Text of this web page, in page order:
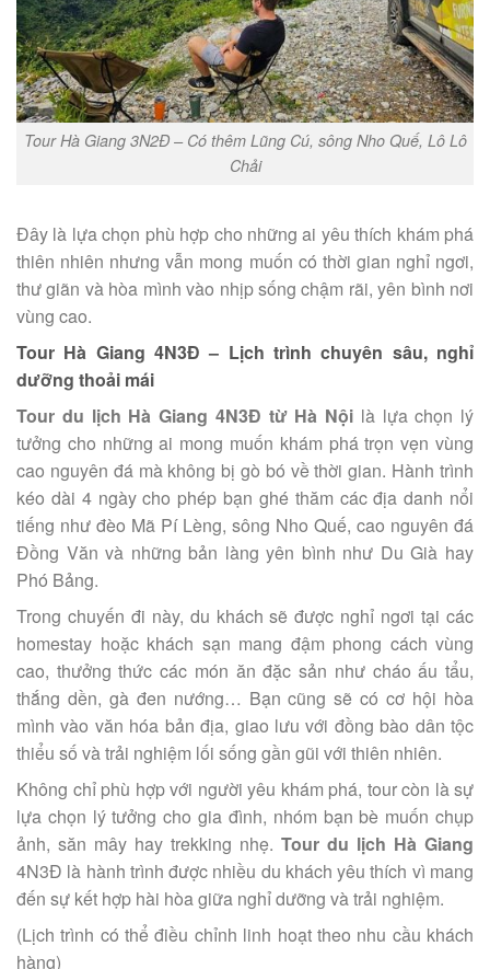
Tour Hà Giang 3N2Đ – Có thêm Lũng Cú, sông Nho Quế, Lô Lô
Chải
Đây là lựa chọn phù hợp cho những ai yêu thích khám phá
thiên nhiên nhưng vẫn mong muốn có thời gian nghỉ ngơi,
thư giãn và hòa mình vào nhịp sống chậm rãi, yên bình nơi
vùng cao.
Tour Hà Giang 4N3Đ – Lịch trình chuyên sâu, nghỉ
dưỡng thoải mái
Tour du lịch Hà Giang 4N3Đ từ Hà Nội là lựa chọn lý
tưởng cho những ai mong muốn khám phá trọn vẹn vùng
cao nguyên đá mà không bị gò bó về thời gian. Hành trình
kéo dài 4 ngày cho phép bạn ghé thăm các địa danh nổi
tiếng như đèo Mã Pí Lèng, sông Nho Quế, cao nguyên đá
Đồng Văn và những bản làng yên bình như Du Già hay
Phó Bảng.
Trong chuyến đi này, du khách sẽ được nghỉ ngơi tại các
homestay hoặc khách sạn mang đậm phong cách vùng
cao, thưởng thức các món ăn đặc sản như cháo ấu tẩu,
thắng dền, gà đen nướng… Bạn cũng sẽ có cơ hội hòa
mình vào văn hóa bản địa, giao lưu với đồng bào dân tộc
thiểu số và trải nghiệm lối sống gần gũi với thiên nhiên.
Không chỉ phù hợp với người yêu khám phá, tour còn là sự
lựa chọn lý tưởng cho gia đình, nhóm bạn bè muốn chụp
ảnh, săn mây hay trekking nhẹ. Tour du lịch Hà Giang
4N3Đ là hành trình được nhiều du khách yêu thích vì mang
đến sự kết hợp hài hòa giữa nghỉ dưỡng và trải nghiệm.
(Lịch trình có thể điều chỉnh linh hoạt theo nhu cầu khách
hàng)